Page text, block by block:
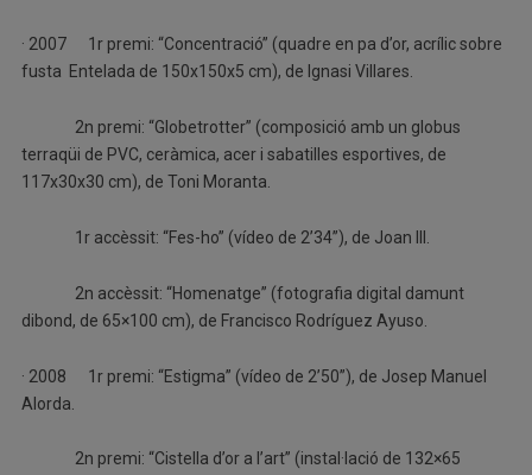
· 2007 1r premi: “Concentració” (quadre en pa d’or, acrílic sobre
fusta Entelada de 150x150x5 cm), de Ignasi Villares.
2n premi: “Globetrotter” (composició amb un globus
terraqüi de PVC, ceràmica, acer i sabatilles esportives, de
117x30x30 cm), de Toni Moranta.
1r accèssit: “Fes-ho” (vídeo de 2’34”), de Joan Ill.
2n accèssit: “Homenatge” (fotografia digital damunt
dibond, de 65×100 cm), de Francisco Rodríguez Ayuso.
· 2008 1r premi: “Estigma” (vídeo de 2’50”), de Josep Manuel
Alorda.
2n premi: “Cistella d’or a l’art” (instal·lació de 132×65